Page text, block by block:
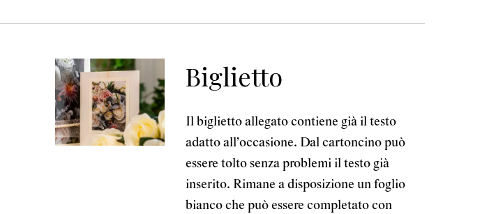
Biglietto
Il biglietto allegato contiene già il testo
adatto all’occasione. Dal cartoncino può
essere tolto senza problemi il testo già
inserito. Rimane a disposizione un foglio
bianco che può essere completato con